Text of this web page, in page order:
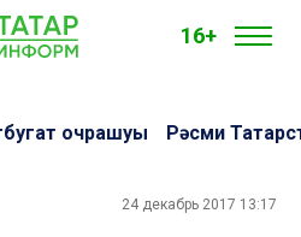
16+
очрашуы Рәсми
24 декабрь 2017 13:17